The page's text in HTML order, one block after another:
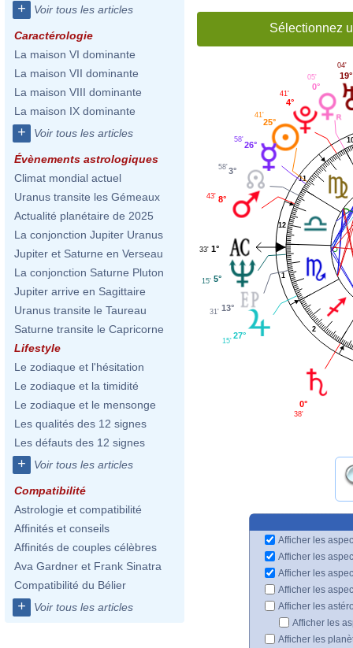
+ Voir tous les articles
Caractérologie
La maison VI dominante
La maison VII dominante
La maison VIII dominante
La maison IX dominante
+ Voir tous les articles
Évènements astrologiques
Climat mondial actuel
Uranus transite les Gémeaux
Actualité planétaire de 2025
La conjonction Jupiter Uranus
Jupiter et Saturne en Verseau
La conjonction Saturne Pluton
Jupiter arrive en Sagittaire
Uranus transite le Taureau
Saturne transite le Capricorne
Lifestyle
Le zodiaque et l'hésitation
Le zodiaque et la timidité
Le zodiaque et le mensonge
Les qualités des 12 signes
Les défauts des 12 signes
+ Voir tous les articles
Compatibilité
Astrologie et compatibilité
Affinités et conseils
Affinités de couples célèbres
Ava Gardner et Frank Sinatra
Compatibilité du Bélier
+ Voir tous les articles
Sélectionnez
1
2
11
12
19°
04'
0°
05'
4°
41'
25°
41'
26°
58'
3°
58'
8°
43'
1°
33'
5°
15'
13°
31'
27°
15'
0°
38'
Afficher les
Afficher les
Afficher les
Afficher les
Afficher les
Afficher les
Afficher les